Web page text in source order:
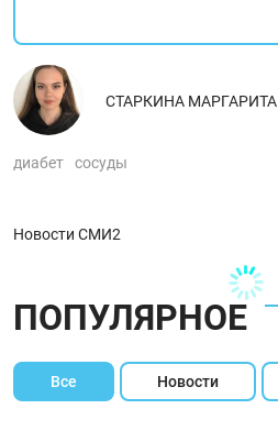
СТАРКИНА МАРГАРИТА
диабет сосуды
Новости СМИ2
ПОПУЛЯРНОЕ
Все Новости